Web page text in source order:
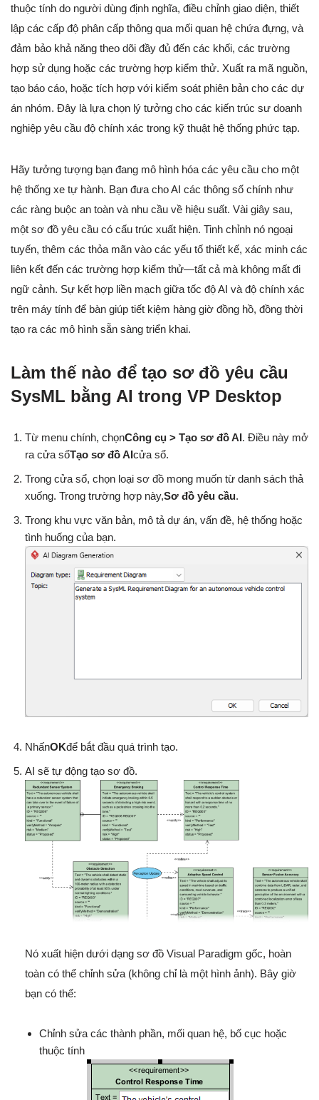
thuộc tính do người dùng định nghĩa, điều chỉnh giao diện, thiết
lập các cấp độ phân cấp thông qua mối quan hệ chứa đựng, và
đảm bảo khả năng theo dõi đầy đủ đến các khối, các trường
hợp sử dụng hoặc các trường hợp kiểm thử. Xuất ra mã nguồn,
tạo báo cáo, hoặc tích hợp với kiểm soát phiên bản cho các dự
án nhóm. Đây là lựa chọn lý tưởng cho các kiến trúc sư doanh
nghiệp yêu cầu độ chính xác trong kỹ thuật hệ thống phức tạp.
Hãy tưởng tượng bạn đang mô hình hóa các yêu cầu cho một
hệ thống xe tự hành. Bạn đưa cho AI các thông số chính như
các ràng buộc an toàn và nhu cầu về hiệu suất. Vài giây sau,
một sơ đồ yêu cầu có cấu trúc xuất hiện. Tinh chỉnh nó ngoại
tuyến, thêm các thỏa mãn vào các yếu tố thiết kế, xác minh các
liên kết đến các trường hợp kiểm thử—tất cả mà không mất đi
ngữ cảnh. Sự kết hợp liền mạch giữa tốc độ AI và độ chính xác
trên máy tính để bàn giúp tiết kiệm hàng giờ đồng hồ, đồng thời
tạo ra các mô hình sẵn sàng triển khai.
Làm thế nào để tạo sơ đồ yêu cầu
SysML bằng AI trong VP Desktop
Từ menu chính, chọnCông cụ > Tạo sơ đồ AI. Điều này mở
ra cửa sổTạo sơ đồ AIcửa sổ.
Trong cửa sổ, chọn loại sơ đồ mong muốn từ danh sách thả
xuống. Trong trường hợp này,Sơ đồ yêu cầu.
Trong khu vực văn bản, mô tả dự án, vấn đề, hệ thống hoặc
tình huống của bạn.
NhấnOKđể bắt đầu quá trình tạo.
AI sẽ tự động tạo sơ đồ.
Nó xuất hiện dưới dạng sơ đồ Visual Paradigm gốc, hoàn
toàn có thể chỉnh sửa (không chỉ là một hình ảnh). Bây giờ
bạn có thể:
Chỉnh sửa các thành phần, mối quan hệ, bố cục hoặc
thuộc tính